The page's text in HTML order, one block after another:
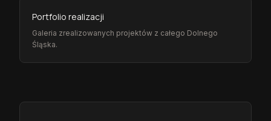
Portfolio realizacji
Galeria zrealizowanych projektów z całego Dolnego
Śląska.